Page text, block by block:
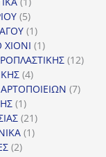
προϊόν
55
προϊόντα
11
προϊόν
11
προϊόν1212
44
προϊόντα77
11
προϊόν
2121
προϊόντα
11
22